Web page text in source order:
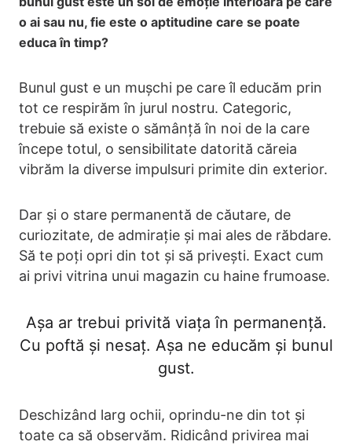
o ai sau nu, fie este o aptitudine care se poate
educa în timp?
Bunul gust e un mușchi pe care îl educăm prin
tot ce respirăm în jurul nostru. Categoric,
trebuie să existe o sămânță în noi de la care
începe totul, o sensibilitate datorită căreia
vibrăm la diverse impulsuri primite din exterior.
Dar și o stare permanentă de căutare, de
curiozitate, de admirație și mai ales de răbdare.
Să te poți opri din tot și să privești. Exact cum
ai privi vitrina unui magazin cu haine frumoase.
Așa ar trebui privită viața în permanență.
Cu poftă și nesaț. Așa ne educăm și bunul
gust.
Deschizând larg ochii, oprindu-ne din tot și
toate ca să observăm. Ridicând privirea mai